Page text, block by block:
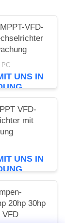
VFD-
PC
UNS IN
VFD-
mit
UNS IN
20hp 30hp
VFD